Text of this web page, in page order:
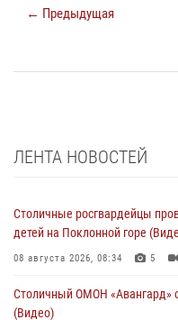
← Предыдущая
ЛЕНТА НОВОСТЕЙ
Столичные росгвардейцы
детей на Поклонной горе
08 августа 2026, 08:34 5
Столичный ОМОН «Авангард»
(Видео)